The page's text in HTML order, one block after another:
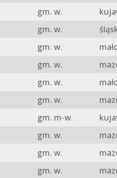
gm. w.
gm. w.
gm. w.
gm. w.
gm. w.
gm. w.
gm. m-w.
gm. w.
gm. w.
gm. w.